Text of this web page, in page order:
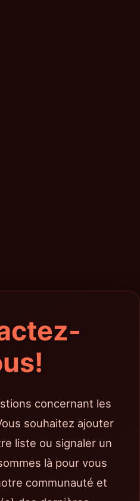
concernant les
souhaitez ajouter
liste ou signaler un
là pour vous
communauté et